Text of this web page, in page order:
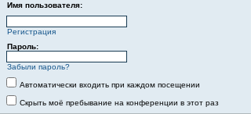
Имя пользователя:
Регистрация
Пароль:
Забыли пароль?
Автоматически входить при каждом посещении
Скрыть моё пребывание на конференции в этот раз